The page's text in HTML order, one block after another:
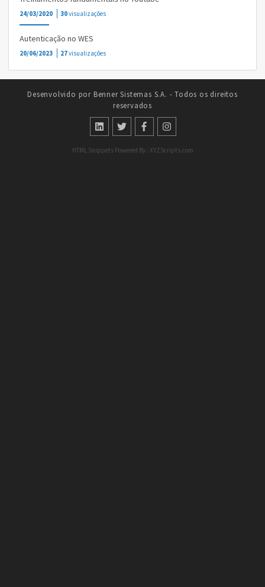
24/03/2020 30visualizações
Autenticação no WES
20/06/2023 27visualizações
Desenvolvido por Benner Sistemas S.A. - Todos os direitos
reservados
HTML SnippetsPowered By : XYZScripts.com